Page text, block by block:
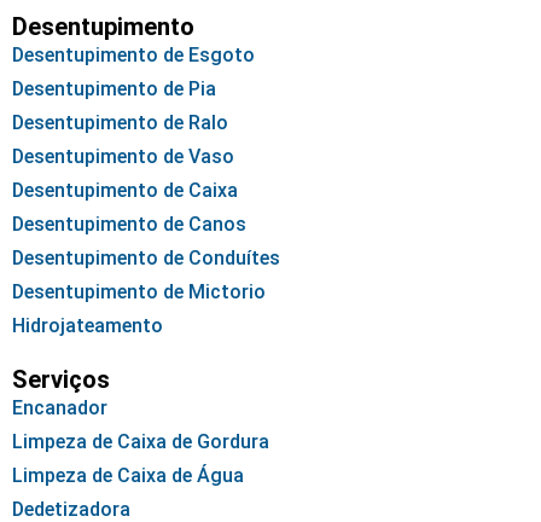
Desentupimento
Desentupimento de Esgoto
Desentupimento de Pia
Desentupimento de Ralo
Desentupimento de Vaso
Desentupimento de Caixa
Desentupimento de Canos
Desentupimento de Conduítes
Desentupimento de Mictorio
Hidrojateamento
Serviços
Encanador
Limpeza de Caixa de Gordura
Limpeza de Caixa de Água
Dedetizadora